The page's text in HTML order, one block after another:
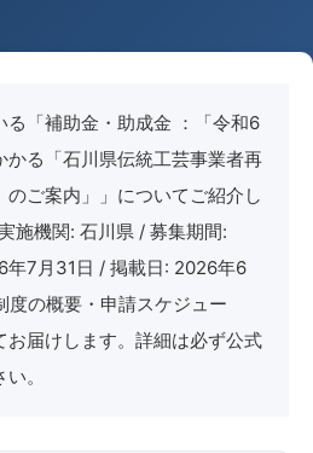
る「補助金・助成金 ：「令和6
かる「石川県伝統工芸事業者再
ご案内」」についてご紹介し
施機関: 石川県 / 募集期間:
7月31日 / 掲載日: 2026年6
度の概要・申請スケジュー
お届けします。詳細は必ず公式
。